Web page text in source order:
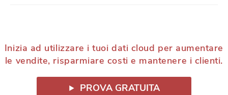
Inizia ad utilizzare i tuoi dati cloud per aumentare
le vendite, risparmiare costi e mantenere i clienti.
PROVA GRATUITA